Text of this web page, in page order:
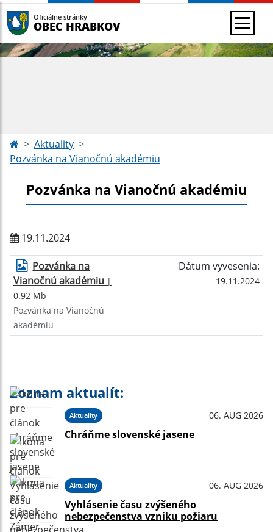
Oficiálne stránky
OBEC HRABKOV
Aktuality
Pozvánka na Vianočnú akadémiu
Pozvánka na Vianočnú akadémiu
19.11.2024
Pozvánka na
Vianočnú akadémiu |
0.92 Mb
Dátum vyvesenia:
19.11.2024
Pozvánka na Vianočnú
akadémiu
Zoznam aktualít:
Aktuality 06. AUG 2026
Chráňme slovenské jasene
Aktuality 06. AUG 2026
Vyhlásenie času zvýšeného
nebezpečenstva vzniku požiaru